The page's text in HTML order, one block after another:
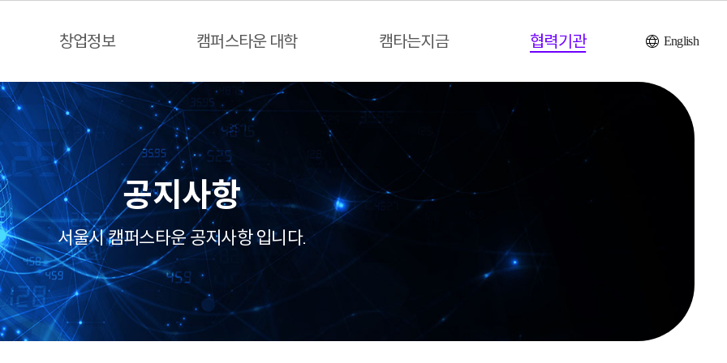
창업정보 캠퍼스타운 대학 캠타는지금 협력기관 English
공지사항
서울시 캠퍼스타운 공지사항 입니다.